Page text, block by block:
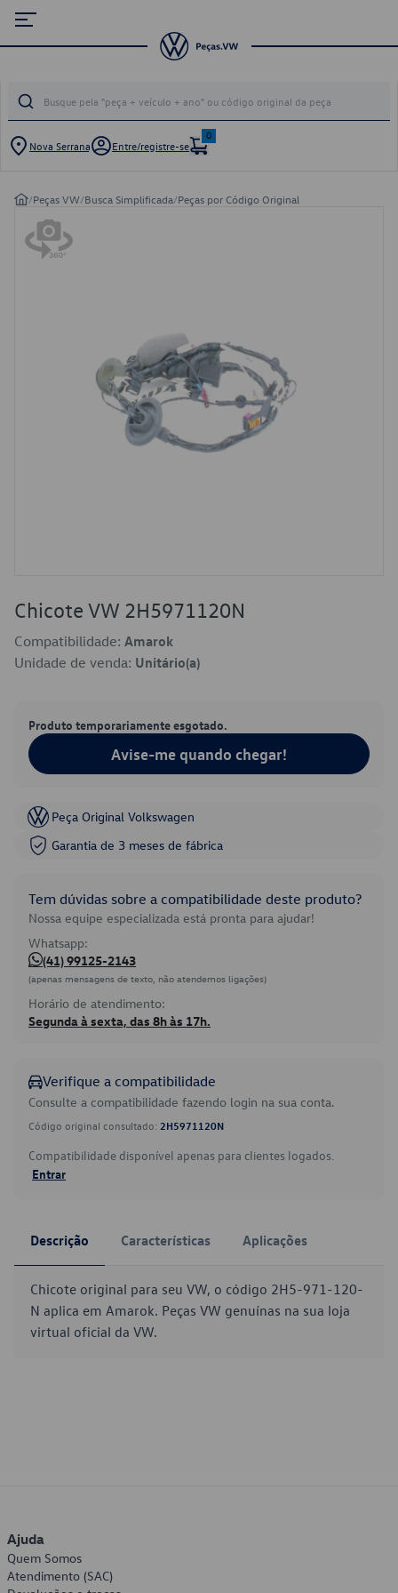
Nova Serrana Entre/registre-se
0
/Peças VW/Busca Simplificada/Peças por Código Original
Chicote VW 2H5971120N
Compatibilidade: Amarok
Unidade de venda: Unitário(a)
Produto temporariamente esgotado.
Avise-me quando chegar!
Peça Original Volkswagen
Garantia de 3 meses de fábrica
Tem dúvidas sobre a compatibilidade deste produto?
Nossa equipe especializada está pronta para ajudar!
Whatsapp:
(41) 99125-2143
(apenas mensagens de texto, não atendemos ligações)
Horário de atendimento:
Segunda à sexta, das 8h às 17h.
Verifique a compatibilidade
Consulte a compatibilidade fazendo login na sua conta.
Código original consultado: 2H5971120N
Compatibilidade disponível apenas para clientes logados.
Entrar
Descrição Características Aplicações
Chicote original para seu VW, o código 2H5-971-120-
N aplica em Amarok. Peças VW genuínas na sua loja
virtual oficial da VW.
Ajuda
Quem Somos
Atendimento (SAC)